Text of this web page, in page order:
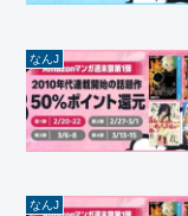
なんJ
なんJ